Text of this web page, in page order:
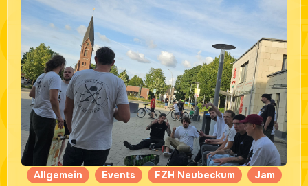
Allgemein Events FZH Neubeckum
Jam